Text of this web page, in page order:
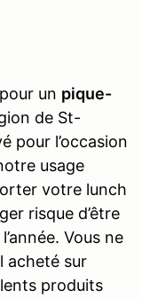
un pique-
de St-
pour l’occasion
usage
votre lunch
risque d’être
Vous ne
acheté sur
produits